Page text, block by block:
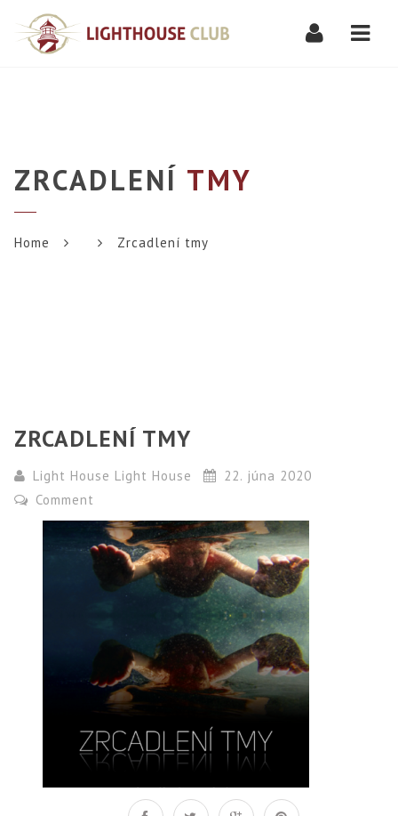
ZRCADLENÍ TMY
Home Zrcadlení tmy
ZRCADLENÍ TMY
Light House Light House
22. júna 2020
Comment